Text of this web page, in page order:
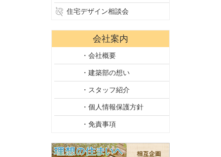
住宅デザイン相談会
会社案内
・会社概要
・建築部の想い
・スタッフ紹介
・個人情報保護方針
・免責事項